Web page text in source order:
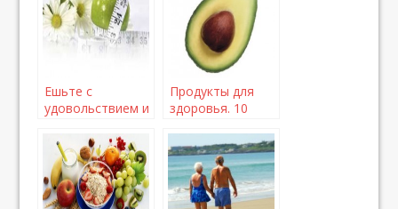
Ешьте с
удовольствием и
Продукты для
здоровья. 10
продуктов,
обязательных
для вашего
рациона